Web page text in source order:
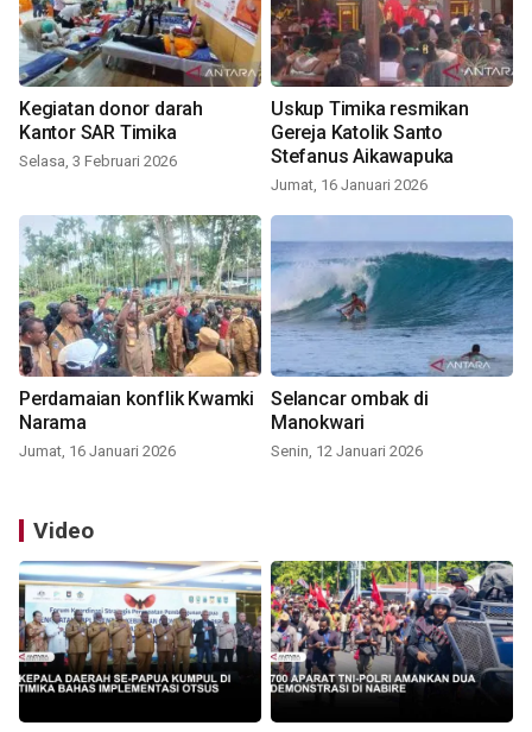
Kegiatan donor darah
Kantor SAR Timika
Selasa, 3 Februari 2026
Uskup Timika resmikan
Gereja Katolik Santo
Stefanus Aikawapuka
Jumat, 16 Januari 2026
Perdamaian konflik Kwamki
Narama
Jumat, 16 Januari 2026
Selancar ombak di
Manokwari
Senin, 12 Januari 2026
Video